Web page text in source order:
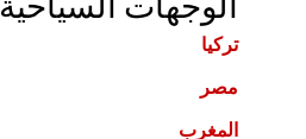
تركيا
مصر
المغرب